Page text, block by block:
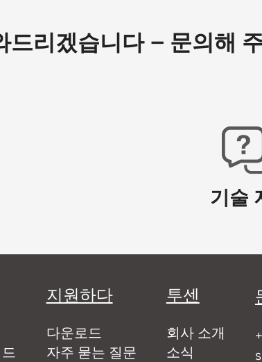
드리겠습니다 – 문의해
기술
지원하다
다운로드
자주 묻는 질문
투센
회사 소개
소식